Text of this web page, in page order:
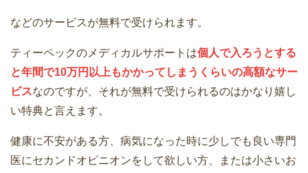
などのサービスが無料で受けられます。
ティーペックのメディカルサポートは個人で入ろうとする
と年間で10万円以上もかかってしまうくらいの高額なサー
ビスなのですが、それが無料で受けられるのはかなり嬉し
い特典と言えます。
健康に不安がある方、病気になった時に少しでも良い専門
医にセカンドオピニオンをして欲しい方、または小さいお